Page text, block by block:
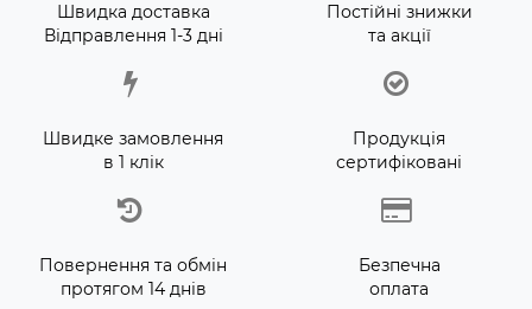
Швидка доставка
Відправлення 1-3 дні
Постійні знижки
та акції
Швидке замовлення
в 1 клік
Продукція
сертифіковані
Повернення та обмін
протягом 14 днів
Безпечна
оплата